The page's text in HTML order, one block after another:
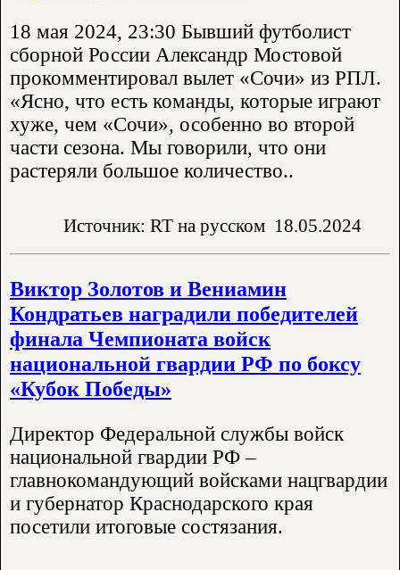
18 мая 2024, 23:30 Бывший футболист
сборной России Александр Мостовой
прокомментировал вылет «Сочи» из РПЛ.
«Ясно, что есть команды, которые играют
хуже, чем «Сочи», особенно во второй
части сезона. Мы говорили, что они
растеряли большое количество..
Источник: RT на русском 18.05.2024
Виктор Золотов и Вениамин
Кондратьев наградили победителей
финала Чемпионата войск
национальной гвардии РФ по боксу
«Кубок Победы»
Директор Федеральной службы войск
национальной гвардии РФ –
главнокомандующий войсками нацгвардии
и губернатор Краснодарского края
посетили итоговые состязания.